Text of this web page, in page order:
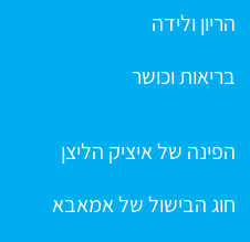
הריון ולידה
בריאות וכושר
הפינה של איציק הליצן
חוג הבישול של אמאבא